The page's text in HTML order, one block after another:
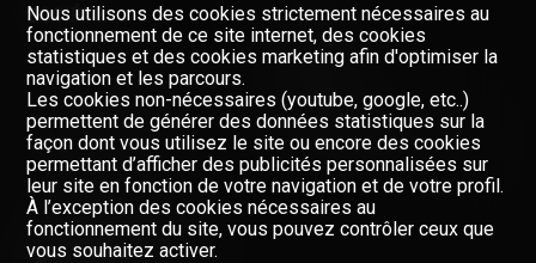
SOCIÉTÉ
NOS COURTIERS
À PROPOS DE NOUS
GAZETTE
FORMULAIRE DE CONTACT
Restez informés, enregistrez-
vous à notre newsletter
Newsletter
Nous utilisons des cookies strictement nécessaires au
fonctionnement de ce site internet, des cookies
statistiques et des cookies marketing afin d'optimiser la
navigation et les parcours.
Les cookies non-nécessaires (youtube, google, etc..)
permettent de générer des données statistiques sur la
façon dont vous utilisez le site ou encore des cookies
permettant d’afficher des publicités personnalisées sur
leur site en fonction de votre navigation et de votre profil.
À l’exception des cookies nécessaires au
fonctionnement du site, vous pouvez contrôler ceux que
vous souhaitez activer.